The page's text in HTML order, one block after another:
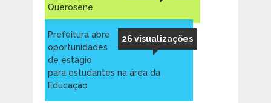
Querosene
26 visualizações
Prefeitura abre
oportunidades
de estágio
para estudantes na área da
Educação